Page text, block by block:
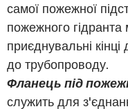
самої пожежної
пожежного
приєднувальні
до трубопроводу.
Фланець під
служить для